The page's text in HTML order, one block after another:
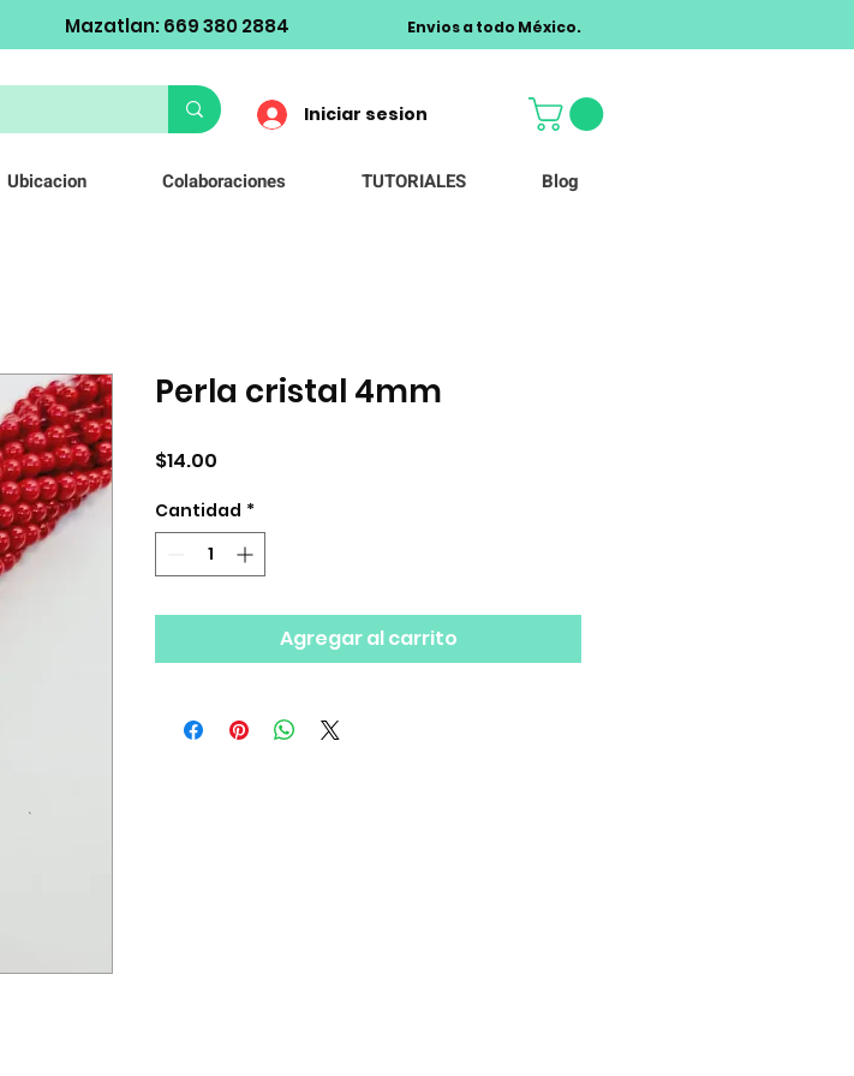
Mazatlan: 669 380 2884 Envios a todo México.
Iniciar sesion
Ubicacion Colaboraciones TUTORIALES Blog
Perla cristal 4mm
$14.00
Cantidad *
Agregar al carrito